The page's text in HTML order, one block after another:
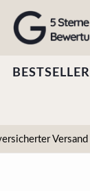
BESTSELLER
Versand